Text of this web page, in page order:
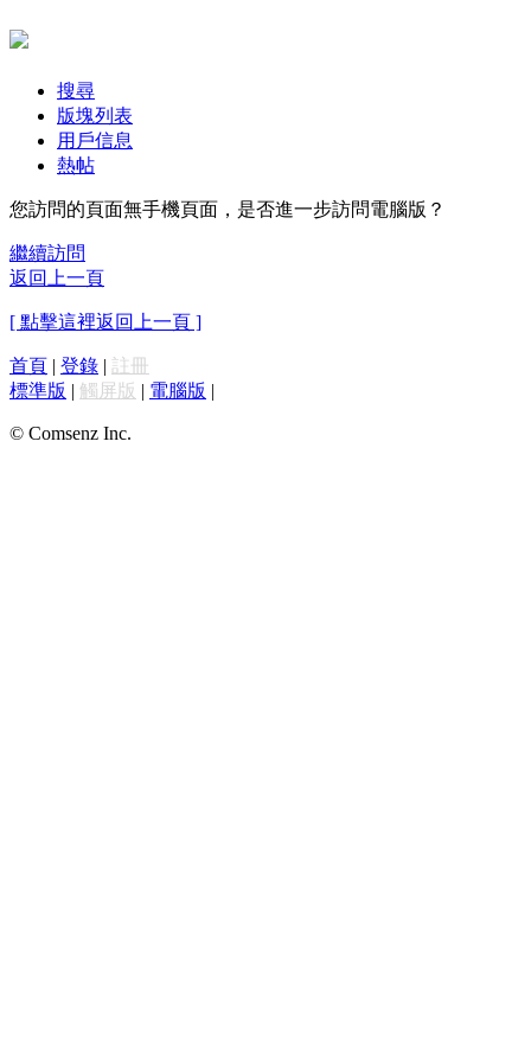
搜尋
版塊列表
用戶信息
熱帖
您訪問的頁面無手機頁面，是否進一步訪問電腦版？
繼續訪問
返回上一頁
[ 點擊這裡返回上一頁 ]
首頁 | 登錄 | 註冊
標準版 | 觸屏版 | 電腦版 |
© Comsenz Inc.